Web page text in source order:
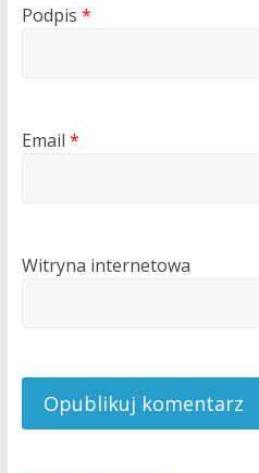
Podpis *
Email *
Witryna internetowa